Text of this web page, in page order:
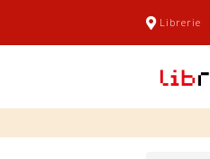
Librerie